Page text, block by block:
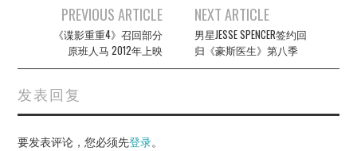
navigation
PREVIOUS ARTICLE
《谍影重重4》召回部分
原班人马 2012年上映
NEXT ARTICLE
男星JESSE SPENCER签约回
归《豪斯医生》第八季
发表回复
要发表评论，您必须先登录。